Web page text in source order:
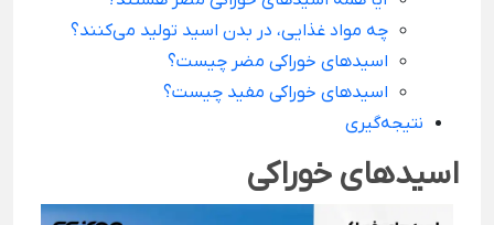
چه مواد غذایی، در بدن اسید تولید می‌کنند؟
اسیدهای خوراکی مضر چیست؟
اسیدهای خوراکی مفید چیست؟
نتیجه‌گیری
اسید‌های خوراکی